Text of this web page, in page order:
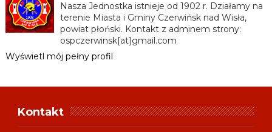
Nasza Jednostka istnieje od 1902 r. Działamy na
terenie Miasta i Gminy Czerwińsk nad Wisła,
powiat płoński. Kontakt z adminem strony:
ospczerwinsk[at]gmail.com
Wyświetl mój pełny profil
Kontakt